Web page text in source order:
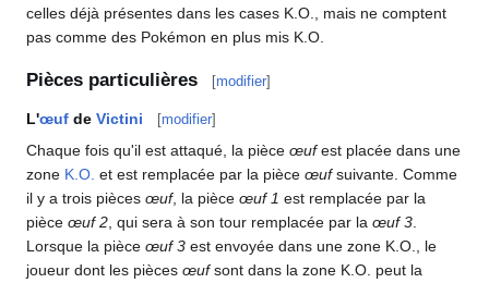
celles déjà présentes dans les cases K.O., mais ne comptent
pas comme des Pokémon en plus mis K.O.
Pièces particulières [modifier]
L'œuf de Victini [modifier]
Chaque fois qu'il est attaqué, la pièce œufest placée dans une
zone K.O. et est remplacée par la pièce œufsuivante. Comme
il y a trois pièces œuf, la pièce œuf 1 est remplacée par la
pièce œuf 2 , qui sera à son tour remplacée par la œuf 3
Lorsque la pièce œuf 3 est envoyée dans une zone K.O., le
joueur dont les pièces œufsont dans la zone K.O. peut la